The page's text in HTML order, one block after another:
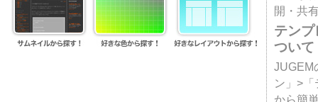
開・共
テン
ついて
JUGEM
ン」>
から簡